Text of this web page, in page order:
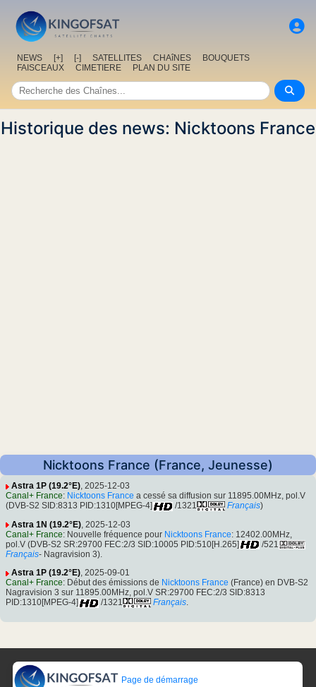
NEWS [+] [-] SATELLITES CHAîNES
BOUQUETS
FAISCEAUX
CIMETIERE PLAN DU SITE
Historique des news: Nicktoons France
Nicktoons France (France, Jeunesse)
Astra 1P (19.2°E), 2025-12-03
Canal+ France: Nicktoons France a cessé sa diffusion sur 11895.00MHz, pol.V
(DVB-S2 SID:8313 PID:1310[MPEG-4]
/1321 Français)
Astra 1N (19.2°E), 2025-12-03
Canal+ France: Nouvelle fréquence pour Nicktoons France: 12402.00MHz,
pol.V (DVB-S2 SR:29700 FEC:2/3 SID:10005 PID:510[H.265]
/521
Français- Nagravision 3).
Astra 1P (19.2°E), 2025-09-01
Canal+ France: Début des émissions de Nicktoons France (France) en DVB-S2
Nagravision 3 sur 11895.00MHz, pol.V SR:29700 FEC:2/3 SID:8313
PID:1310[MPEG-4]
/1321 Français.
Page de démarrage